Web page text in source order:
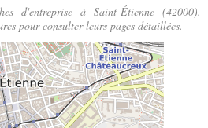
d'entreprise à Saint-Étienne (42000).
pour consulter leurs pages détaillées.